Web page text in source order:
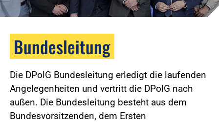
Bundesleitung
Die DPolG Bundesleitung erledigt die laufenden
Angelegenheiten und vertritt die DPolG nach
außen. Die Bundesleitung besteht aus dem
Bundesvorsitzenden, dem Ersten